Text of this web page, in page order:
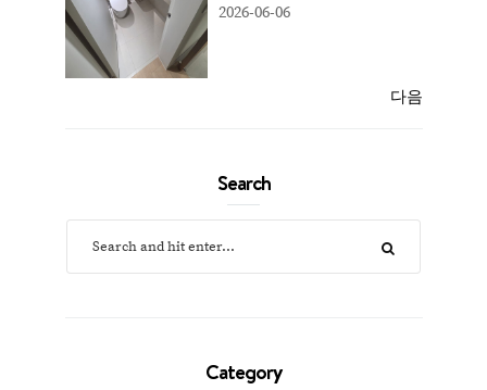
2026-06-06
다음
Search
Category